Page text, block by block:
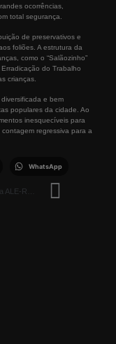
ocorrências,
total segurança.
de preservativos e
foliões. A estrutura da
como o “Salãozinho”
do Trabalho
crianças.
e bem
populares da cidade. Ao
inesquecíveis para
regressiva para a
WhatsApp